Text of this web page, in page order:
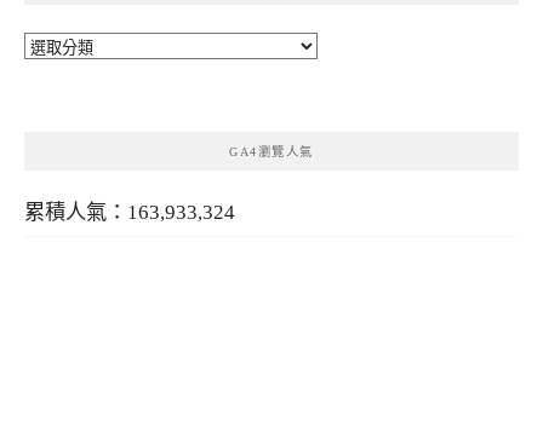
分
GA4瀏覽人氣
累積人氣：163,933,324